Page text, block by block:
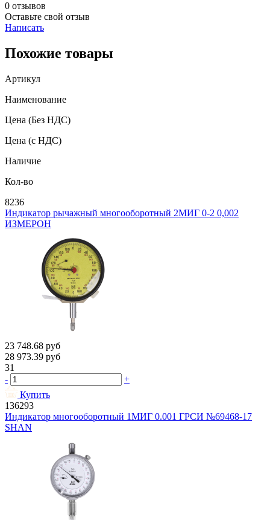
0 отзывов
Оставьте свой отзыв
Написать
Похожие товары
Артикул
Наименование
Цена (Без НДС)
Цена (с НДС)
Наличие
Кол-во
8236
Индикатор рычажный многооборотный 2МИГ 0-2 0,002
ИЗМЕРОН
23 748.68 руб
28 973.39 руб
31
-
+
Купить
136293
Индикатор многооборотный 1МИГ 0.001 ГРСИ №69468-17
SHAN